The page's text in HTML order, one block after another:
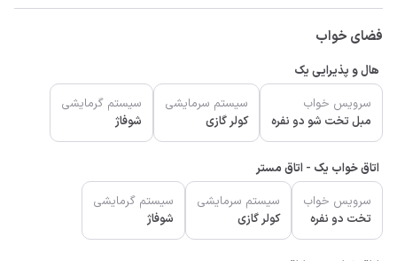
فضای خواب
هال و پذیرایی یک
سرویس خواب
مبل تخت شو دو نفره
سیستم سرمایشی
کولر گازی
سیستم گرمایشی
شوفاژ
اتاق خواب یک - اتاق مستر
سرویس خواب
تخت دو نفره
سیستم سرمایشی
کولر گازی
سیستم گرمایشی
شوفاژ